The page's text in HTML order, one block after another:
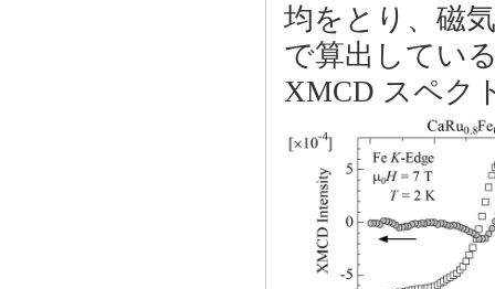
均をとり、磁
で算出してい
XMCD スペク